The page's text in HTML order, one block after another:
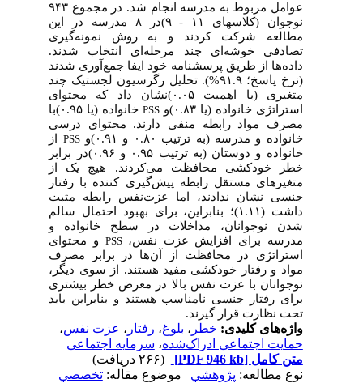
عوامل مربوط به مدرسه انجام شد. در مجموع ۹۴۳
نوجوان (‏کلاسهای ۱۱ - ۹)‏در ۸ مدرسه در این
مطالعه شرکت کردند و به روش نمونه‌گیری
تصادفی خوشه‌ای چند مرحله‌ای انتخاب شدند.
داده‌ها از طریق پرسشنامه خود ایفا جمع‌آوری شدند
(‏نرخ پاسخ؛ ۹۱.۹%)‏. تحلیل رگرسیون لجستیک چند
متغیری (‏با اهمیت ۰.۰۵)‏نشان داد که محتوای
استراتژی خانواده (‏یا ۰.۸۳)‏و
PSS
خانواده (‏یا ۰.۹۵)‏با
مصرف مواد رابطه منفی دارند. محتوای درسی
خانواده و مدرسه (‏به ترتیب ۰.۸۰ و ۰.۹۱)‏و
PSSاز
خانواده و دوستان (‏به ترتیب ۰.۹۵ و ۰.۹۶)‏در برابر
خطر خودکشی محافظت می‌کردند. هیچ یک از
متغیرهای مستقل رابطه پیش‌گیری کننده با رفتار
جنسی نشان ندادند، اما عزت‌نفس رابطه مثبت
داشت (‏۱.۱۱)‏؛ بنابراین، برای بهبود احتمال سالم
شدن نوجوانان، مداخلات در سطح خانواده و
مدرسه برای افزایش عزت نفس،PSSو محتوای
استراتژی در محافظت از آن‌ها در برابر مصرف
مواد و رفتار خودکشی مفید هستند. از سوی دیگر،
نوجوانان با عزت نفس بالا در معرض خطر بیشتری
برای رفتار جنسی نامناسب هستند و بنابراین باید
تحت نظارت قرار گیرند.
واژه‌های کلیدی:خطر، بلوغ،رفتار، عزت نفس،
حمایت اجتماعی ادراک‌شده،سرمایه اجتماعی
متن کامل[PDF 946 kb]
نوع مطالعه:پژوهشي| موضوع مقاله:تخصصي